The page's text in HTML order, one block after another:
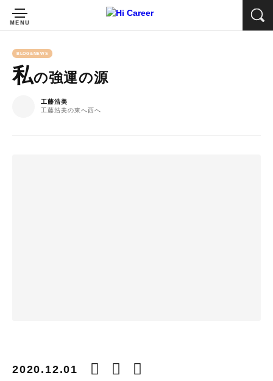
BLOG&NEWS
私の強運の源
工藤浩美
工藤浩美の東へ西へ
2020.12.01